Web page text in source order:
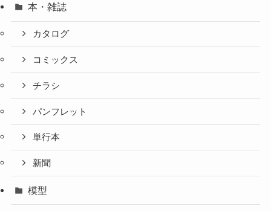
本・雑誌
カタログ
コミックス
チラシ
パンフレット
単行本
新聞
模型